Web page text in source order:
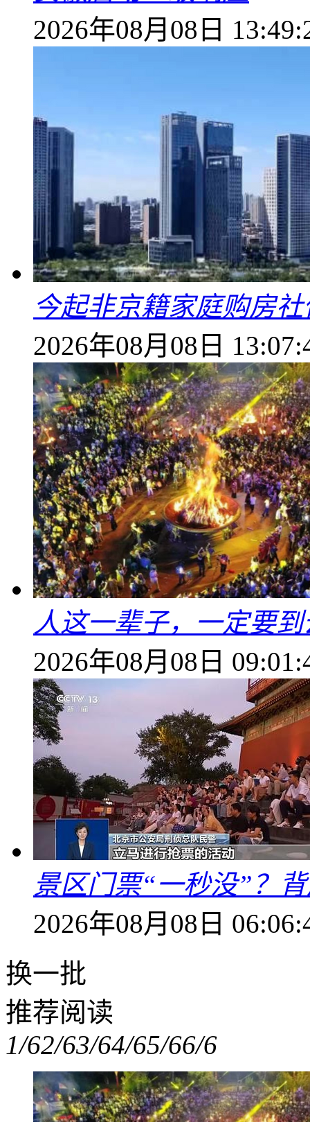
2026年08月08日
今起非京籍家庭购房
2026年08月08日
人这一辈子，一定要
2026年08月08日
景区门票“一秒没”？
2026年08月08日
换一批
推荐阅读
1/62/63/64/65/66/6